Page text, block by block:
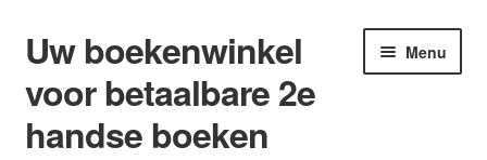
Ga
door
naar
navigatie
Ga
naar
de
inhoud
Uw boekenwinkel
voor betaalbare 2e
handse boeken
Menu